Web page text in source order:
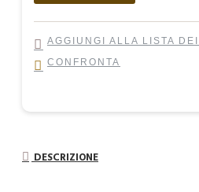
AGGIUNGI ALLA LISTA
CONFRONTA
DESCRIZIONE